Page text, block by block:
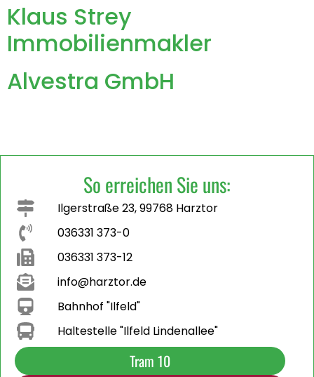
Klaus Strey
Immobilienmakler
Alvestra GmbH
So erreichen Sie uns:
Ilgerstraße 23, 99768 Harztor
036331 373-0
036331 373-12
info@harztor.de
Bahnhof "Ilfeld"
Haltestelle "Ilfeld Lindenallee"
Tram 10